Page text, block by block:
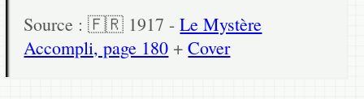
Source : 🇫🇷 1917 -Le Mystère
Accompli, page 180 +Cover